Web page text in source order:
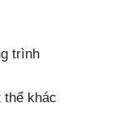
trình
thể khác